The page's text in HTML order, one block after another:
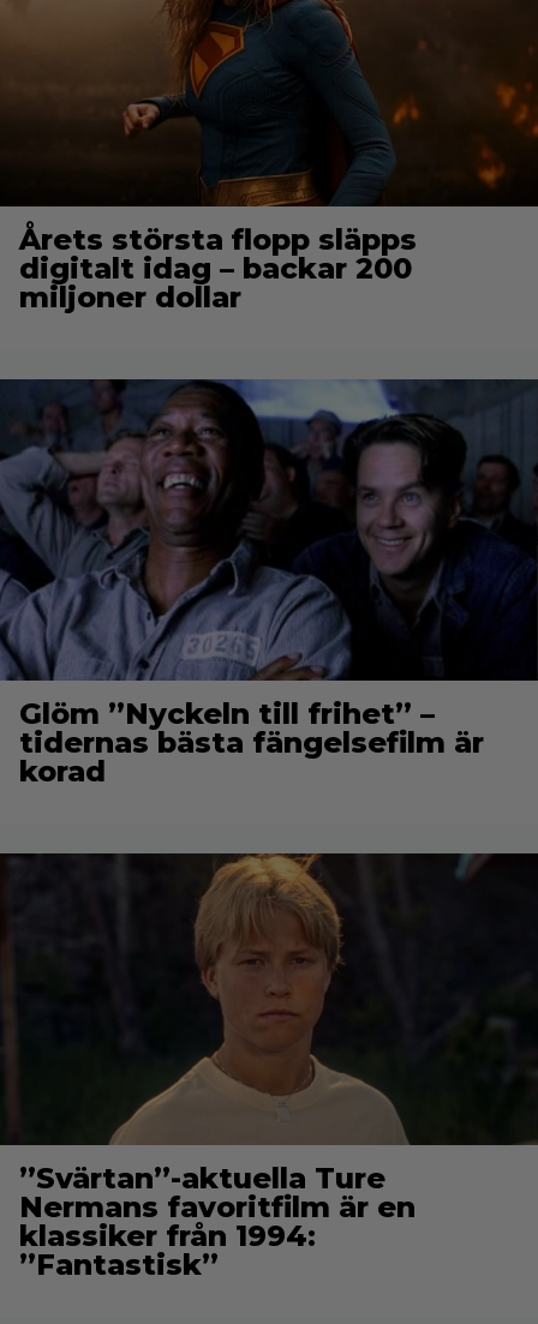
Årets största flopp släpps
digitalt idag – backar 200
miljoner dollar
Glöm ”Nyckeln till frihet” –
tidernas bästa fängelsefilm är
korad
”Svärtan”-aktuella Ture
Nermans favoritfilm är en
klassiker från 1994:
”Fantastisk”